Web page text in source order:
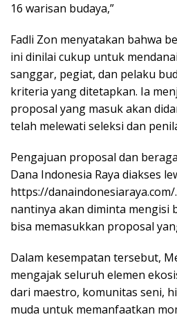
16 warisan budaya,”
Fadli Zon menyatakan bahwa
ini dinilai cukup untuk
sanggar, pegiat, dan pelaku
kriteria yang ditetapkan. Ia
proposal yang masuk akan
telah melewati seleksi dan
Pengajuan proposal dan
Dana Indonesia Raya diakses
https://
nantinya akan diminta mengisi
bisa memasukkan proposal
Dalam kesempatan tersebut,
mengajak seluruh elemen
dari maestro, komunitas seni,
muda untuk memanfaatkan